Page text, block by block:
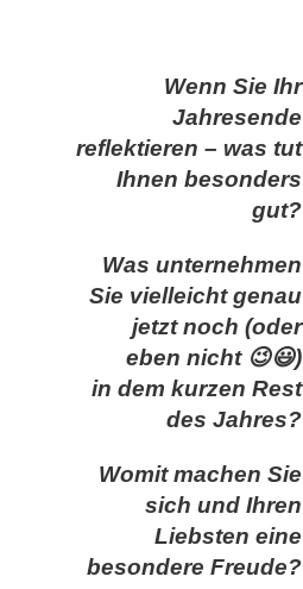
Wenn Sie Ihr
Jahresende
reflektieren – was tut
Ihnen besonders
gut?
Was unternehmen
Sie vielleicht genau
jetzt noch (oder
eben nicht 😉😃)
in dem kurzen Rest
des Jahres?
Womit machen Sie
sich und Ihren
Liebsten eine
besondere Freude?